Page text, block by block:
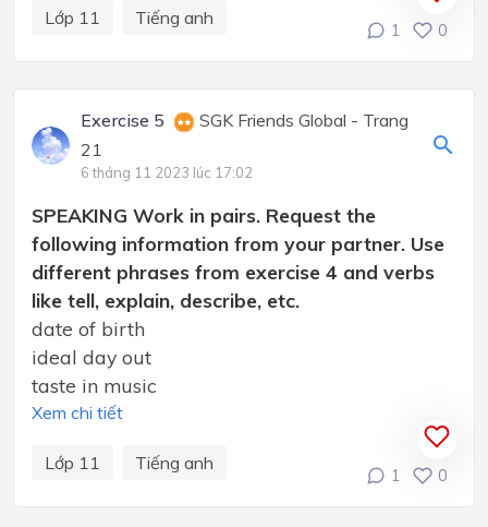
Lớp 11 Tiếng anh
1 0
Exercise 5
SGK Friends Global - Trang
21
6 tháng 11 2023 lúc 17:02
SPEAKING Work in pairs. Request the
following information from your partner. Use
different phrases from exercise 4 and verbs
like tell, explain, describe, etc.
date of birth
ideal day out
taste in music
Xem chi tiết
Lớp 11 Tiếng anh
1 0